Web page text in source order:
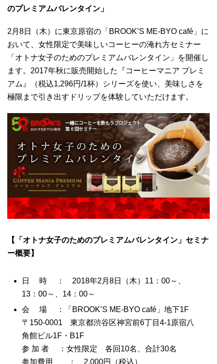
のプレミアムバレンタイン」
2月8日（木）に東京原宿の「BROOK’S ME-BYO café」に
おいて、女性限定で美味しいコーヒーの淹れ方セミナー
「オトナ女子のためのプレミアムバレンタイン」を開催し
ます。2017年秋に販売開始した『コーヒーマニア プレミ
アム』（税込1,296円/1杯）シリーズを使い、美味しさを
極限まで引き出すドリップを体験していただけます。
【「オトナ女子のためのプレミアムバレンタイン」セミナ
ー概要】
日 時 ： 2018年2月8日（木）11：00～、
13：00～、14：00～
会 場 ：「BROOK’S ME-BYO café」地下1F
〒150-0001 東京都渋谷区神宮前6丁目4-1原宿八
角館ビル1F・B1F
参 加 者 ：女性限定 各回10名、合計30名
参加費用 ： 2,000円（税込）